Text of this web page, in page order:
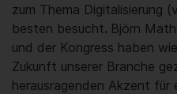
zum Thema Digitalisierung
besten besucht. Björn
und der Kongress haben
Zukunft unserer Branche
herausragenden Akzent für